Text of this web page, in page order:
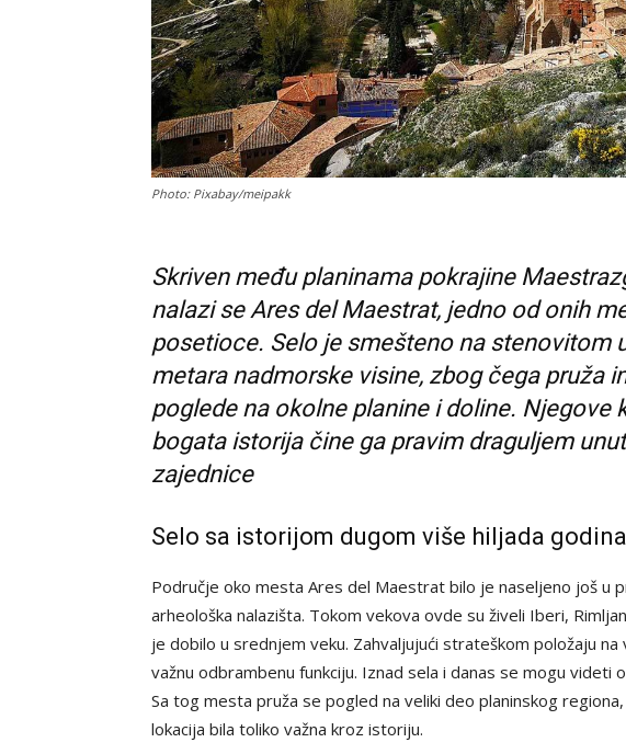
Photo: Pixabay/meipakk
Skriven među planinama pokrajine
nalazi se Ares del Maestrat, jedno od onih
posetioce. Selo je smešteno na stenovitom
metara nadmorske visine, zbog čega pruža
poglede na okolne planine i doline. Njegove
bogata istorija čine ga pravim draguljem
zajednice
Selo sa istorijom dugom više hiljada godina
Područje oko mesta Ares del Maestrat bilo je naseljeno još u
arheološka nalazišta. Tokom vekova ovde su živeli Iberi,
je dobilo u srednjem veku. Zahvaljujući strateškom položaju
važnu odbrambenu funkciju. Iznad sela i danas se mogu videti
Sa tog mesta pruža se pogled na veliki deo planinskog
lokacija bila toliko važna kroz istoriju.